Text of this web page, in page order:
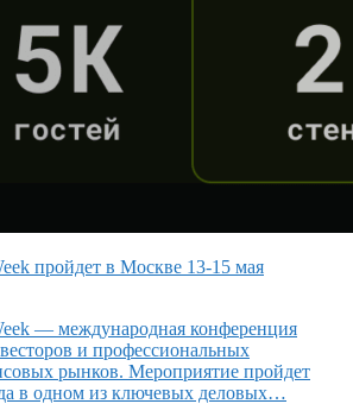
пройдет в Москве 13-15 мая
— международная конференция
и профессиональных
рынков. Мероприятие пройдет
в одном из ключевых деловых…